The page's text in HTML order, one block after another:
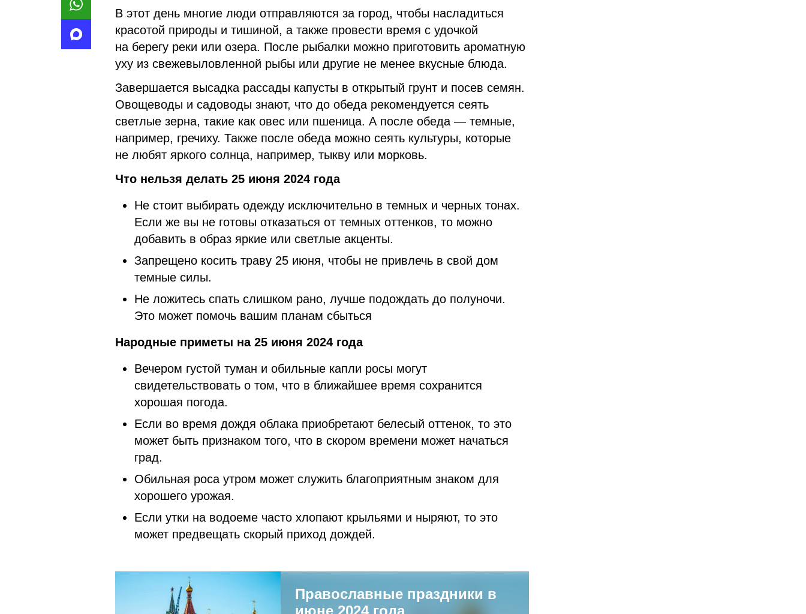
В этот день многие люди отправляются за город, чтобы насладиться
красотой природы и тишиной, а также провести время с удочкой
на берегу реки или озера. После рыбалки можно приготовить ароматную
уху из свежевыловленной рыбы или другие не менее вкусные блюда.
Завершается высадка рассады капусты в открытый грунт и посев семян.
Овощеводы и садоводы знают, что до обеда рекомендуется сеять
светлые зерна, такие как овес или пшеница. А после обеда — темные,
например, гречиху. Также после обеда можно сеять культуры, которые
не любят яркого солнца, например, тыкву или морковь.
Что нельзя делать 25 июня 2024 года
Не стоит выбирать одежду исключительно в темных и черных тонах.
Если же вы не готовы отказаться от темных оттенков, то можно
добавить в образ яркие или светлые акценты.
Запрещено косить траву 25 июня, чтобы не привлечь в свой дом
темные силы.
Не ложитесь спать слишком рано, лучше подождать до полуночи.
Это может помочь вашим планам сбыться
Народные приметы на 25 июня 2024 года
Вечером густой туман и обильные капли росы могут
свидетельствовать о том, что в ближайшее время сохранится
хорошая погода.
Если во время дождя облака приобретают белесый оттенок, то это
может быть признаком того, что в скором времени может начаться
град.
Обильная роса утром может служить благоприятным знаком для
хорошего урожая.
Если утки на водоеме часто хлопают крыльями и ныряют, то это
может предвещать скорый приход дождей.
Православные праздники в
июне 2024 года